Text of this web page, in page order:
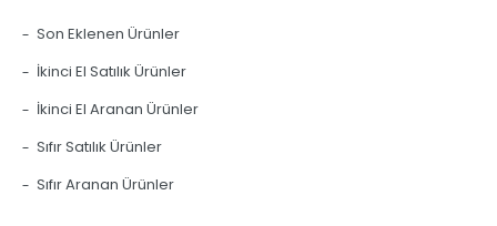
Son Eklenen Ürünler
İkinci El Satılık Ürünler
İkinci El Aranan Ürünler
Sıfır Satılık Ürünler
Sıfır Aranan Ürünler